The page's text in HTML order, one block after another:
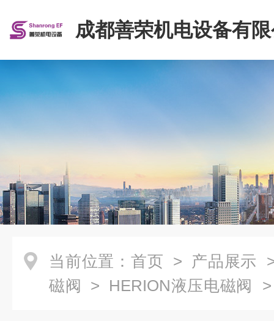
成都善荣机电设备有
当前位置： 首页 > 产品展示
磁阀 > HERION液压电磁阀